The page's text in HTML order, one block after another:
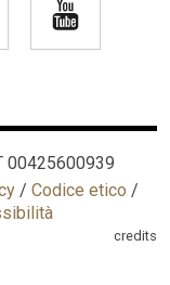
00425600939
/ Codice etico /
credits